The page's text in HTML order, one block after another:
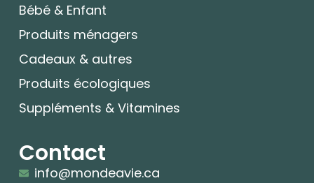
Bébé & Enfant
Produits ménagers
Cadeaux & autres
Produits écologiques
Suppléments & Vitamines
Contact
info@mondeavie.ca